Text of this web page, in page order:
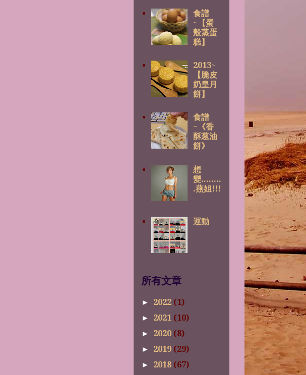
食譜
~【蛋
殼蒸蛋
糕】
2013~
【脆皮
奶皇月
餅】
食譜
~《香
酥葱油
餅》
想
變........
.燕姐!!!
運動
所有文章
► 2022 (1)
► 2021 (10)
► 2020 (8)
► 2019 (29)
► 2018 (67)